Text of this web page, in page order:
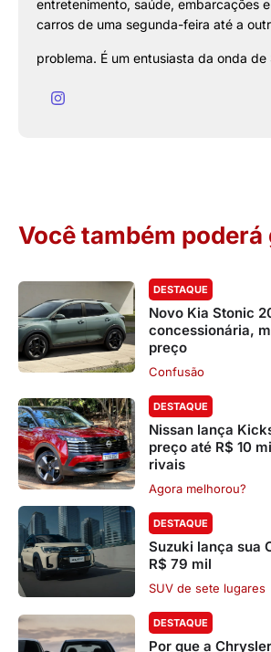
entretenimento, saúde, embarcações
carros de uma segunda-feira até a
problema. É um entusiasta da onda de
Você também
DESTAQUE
Novo Kia Stonic
concessionária,
preço
Confusão
DESTAQUE
Nissan lança
preço até R$ 10
rivais
Agora melhorou?
DESTAQUE
Suzuki lança sua
R$ 79 mil
SUV de sete lugares
DESTAQUE
Por que a